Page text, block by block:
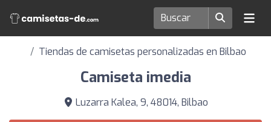
Tiendas de camisetas personalizadas en Bilbao
Camiseta imedia
Luzarra Kalea, 9, 48014, Bilbao